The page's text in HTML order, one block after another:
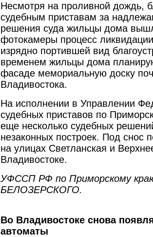
Несмотря на проливной дождь,
судебным приставам за
решения суда жильцы дома
фотокамеры процесс
изрядно портившей вид
временем жильцы дома
фасаде мемориальную доску
Владивостока.
На исполнении в Управлении
судебных приставов по
еще несколько судебных
незаконных построек. Под снос
на улицах Светланская и
Владивостоке.
УФССП РФ по Приморскому
БЕЛОЗЕРСКОГО.
Во Владивостоке снова
автоматы